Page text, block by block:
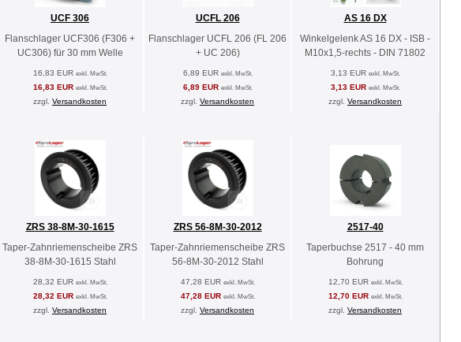
UCF 306
Flanschlager UCF306 (F306 +
UC306) für 30 mm Welle
16,83 EUR exkl. MwSt.
16,83 EUR exkl. MwSt.
zzgl. Versandkosten
UCFL 206
Flanschlager UCFL 206 (FL 206
+ UC 206)
6,89 EUR exkl. MwSt.
6,89 EUR exkl. MwSt.
zzgl. Versandkosten
AS 16 DX
Winkelgelenk AS 16 DX - ISB -
M10x1,5-rechts - DIN 71802
3,13 EUR exkl. MwSt.
3,13 EUR exkl. MwSt.
zzgl. Versandkosten
ZRS 38-8M-30-1615
Taper-Zahnriemenscheibe ZRS
38-8M-30-1615 Stahl
28,32 EUR exkl. MwSt.
28,32 EUR exkl. MwSt.
zzgl. Versandkosten
ZRS 56-8M-30-2012
Taper-Zahnriemenscheibe ZRS
56-8M-30-2012 Stahl
47,28 EUR exkl. MwSt.
47,28 EUR exkl. MwSt.
zzgl. Versandkosten
2517-40
Taperbuchse 2517 - 40 mm
Bohrung
12,70 EUR exkl. MwSt.
12,70 EUR exkl. MwSt.
zzgl. Versandkosten